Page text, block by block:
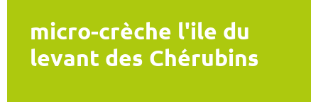
micro-crèche l'ile du
levant des Chérubins